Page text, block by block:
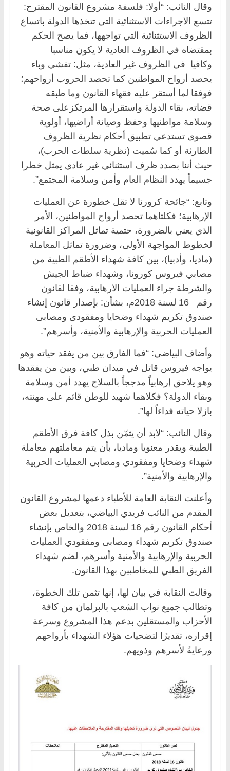
وقال النائب: “أولا: فلسفة مشروع القانون المقترح:
تتسع الاجراءات الاستثنائية التي تتخذها الدولة باتساع
الظروف الاستثنائية التي تواجهها، فما يصح الحكم
بمقتضاه في الظروف العادية لا يكون مناسبا
وكافيا في الظروف غير العادية، مثل: تفشي وباء
يحصد أرواح المواطنين كما تحصد الحروب أرواحهم؛
فوفقا لما أستقر عليه فقهاء القانون وما طبقه
قضاته، بقاء الدولة واستقرارها المرتكزعلى صحة
وسلامة مواطنيها وحفظ وصيانة أراضيها، أولوية
قصوى تستدعي تطبيق أحكام نظرية الظروف
الطارئة أو كما سُميت (نظرية سلطات الحرب)،
حيث أننا بصدد ظرف استثنائي غير عادي يمثل خطرا
جسيماً يهدد النظام العام وأمن وسلامة المجتمع”.
وتابع: “جائحة كرورنا لا تقل خطورة عن العمليات
الإرهابية؛ فكلتاهما تحصد أرواح المواطنين، الأمر
الذي يعني بالضرورة، حتمية تماثل المراكز القانونية
لخطوط المواجهة الأولى، وضرورة تماثل المعاملة
(ماديا، وأدبيا)، بين كافة شهداء الأطقم الطبية من
مصابي فيروس كورونا، وشهداء ضباط الجيش
والشرطة جراء العمليات الارهابية، وفقا لقانون
رقم 16 لسنة 2018م، بشأن: بإصدار قانون إنشاء
صندوق تكريم شهداء وضحايا ومفقودى ومصابى
العمليات الحربية والإرهابية والأمنية، وأسرهم”.
وأضاف البياضي: “فما الفارق بين من يفقد حياته وهو
يواجه فيروس قاتل في ميدان طبي، وبين من يفقدها
وهو يلاحق إرهابياً مدججاً بالسلاح يهدد أمن وسلامة
وبقاء الدولة؟ فكلاهما شهيد للوطن قائم على مهنته،
بازلا حياته فداءاً لها”.
وقال النائب: “لابد أن يثمّن بذل كافة فرق الأطقم
الطبية ويقدر معنويا وماديا، بأن يتم معاملتهم معاملة
شهداء وضحايا ومفقودي ومصابى العمليات الحربية
والإرهابية والأمنية”.
وأعلنت النقابة العامة للأطباء دعمها لمشروع القانون
المقدم من النائب فريدي البياضي، بتعديل بعض
أحكام القانون رقم 16 لسنة 2018 والخاص بإنشاء
صندوق تكريم شهداء ومصابى ومفقودي العمليات
الحربية والإرهابية والأمنية وأسرهم، لضم شهداء
الفريق الطبي للمخاطبين بهذا القانون.
وقالت النقابة في بيان لها، إنها تثمن تلك الخطوة،
وتطالب جميع نواب الشعب بالبرلمان من كافة
الأحزاب والمستقلين بدعم هذا المشروع وسرعة
إقراره، تقديرًا لتضحيات هؤلاء الشهداء بأرواحهم
ورعايةً لأسرهم وذويهم.